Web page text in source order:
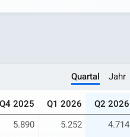
Quartal Jahr
Q4 2025 Q1 2026
Q2 2026
5.890 5.252 4.714